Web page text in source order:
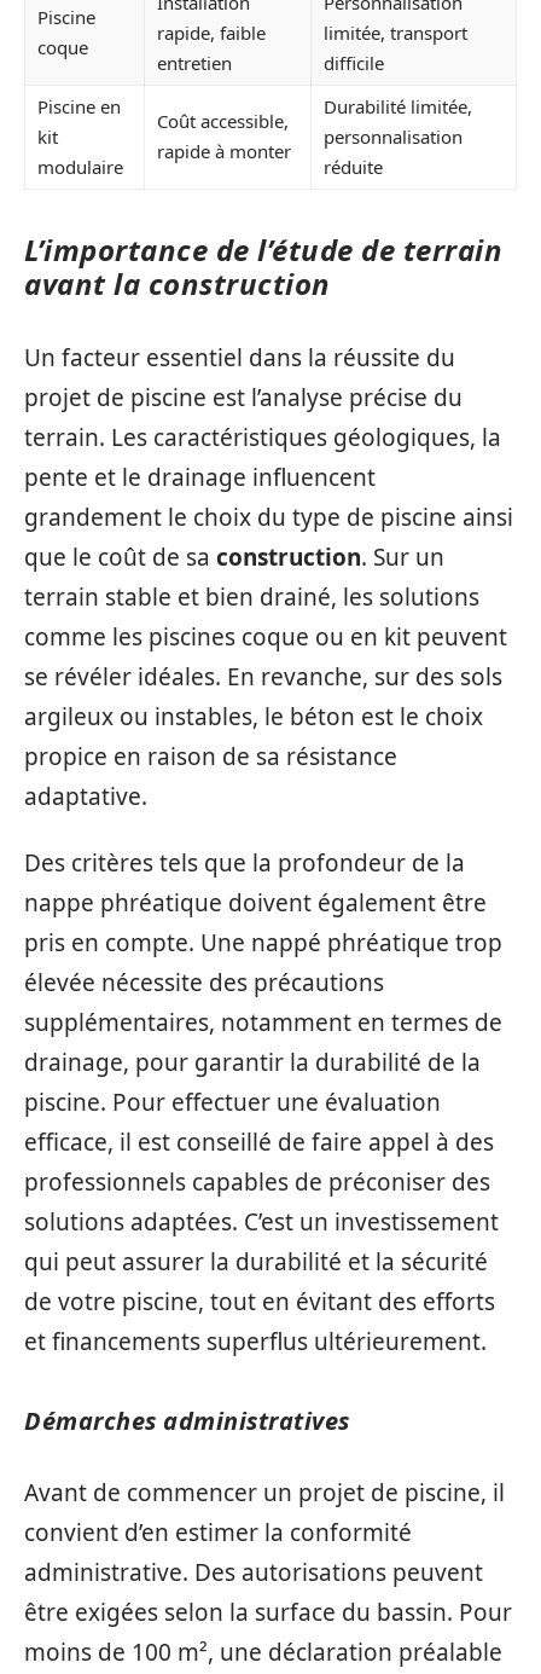
Piscine
coque
rapide, faible
entretien
limitée, transport
difficile
Piscine en
kit
modulaire
Coût accessible,
rapide à monter
Durabilité limitée,
personnalisation
réduite
L’importance de l’étude de terrain
avant la construction
Un facteur essentiel dans la réussite du
projet de piscine est l’analyse précise du
terrain. Les caractéristiques géologiques, la
pente et le drainage influencent
grandement le choix du type de piscine ainsi
que le coût de sa construction. Sur un
terrain stable et bien drainé, les solutions
comme les piscines coque ou en kit peuvent
se révéler idéales. En revanche, sur des sols
argileux ou instables, le béton est le choix
propice en raison de sa résistance
adaptative.
Des critères tels que la profondeur de la
nappe phréatique doivent également être
pris en compte. Une nappé phréatique trop
élevée nécessite des précautions
supplémentaires, notamment en termes de
drainage, pour garantir la durabilité de la
piscine. Pour effectuer une évaluation
efficace, il est conseillé de faire appel à des
professionnels capables de préconiser des
solutions adaptées. C’est un investissement
qui peut assurer la durabilité et la sécurité
de votre piscine, tout en évitant des efforts
et financements superflus ultérieurement.
Démarches administratives
Avant de commencer un projet de piscine, il
convient d’en estimer la conformité
administrative. Des autorisations peuvent
être exigées selon la surface du bassin. Pour
moins de 100 m², une déclaration préalable